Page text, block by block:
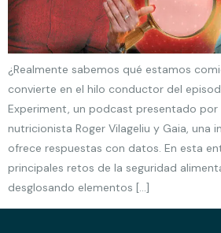
¿Realmente sabemos qué estamos
convierte en el hilo conductor del
Experiment, un podcast presentado por
nutricionista Roger Vilageliu y Gaia, una
ofrece respuestas con datos. En esta
principales retos de la seguridad
desglosando elementos […]